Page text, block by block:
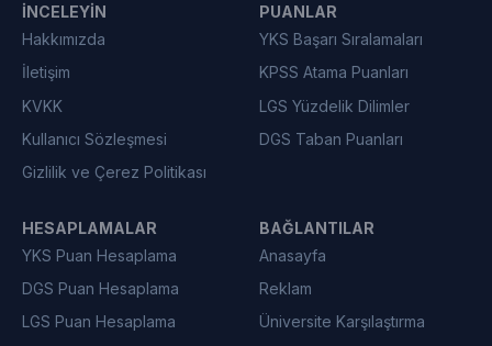
İNCELEYIN
Hakkımızda
İletişim
KVKK
Kullanıcı Sözleşmesi
Gizlilik ve Çerez Politikası
PUANLAR
YKS Başarı Sıralamaları
KPSS Atama Puanları
LGS Yüzdelik Dilimler
DGS Taban Puanları
HESAPLAMALAR
YKS Puan Hesaplama
DGS Puan Hesaplama
LGS Puan Hesaplama
BAĞLANTILAR
Anasayfa
Reklam
Üniversite Karşılaştırma